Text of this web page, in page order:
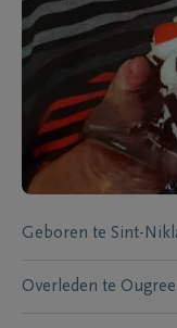
Geboren te Sint-
Overleden te Ougree